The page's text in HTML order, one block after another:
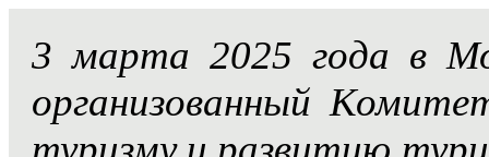
3 марта 2025 года в
организованный